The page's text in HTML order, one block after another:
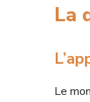
La
Le